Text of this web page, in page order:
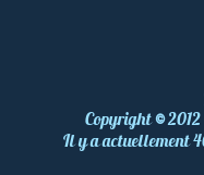
Copyright©2012
Il y a actuellement